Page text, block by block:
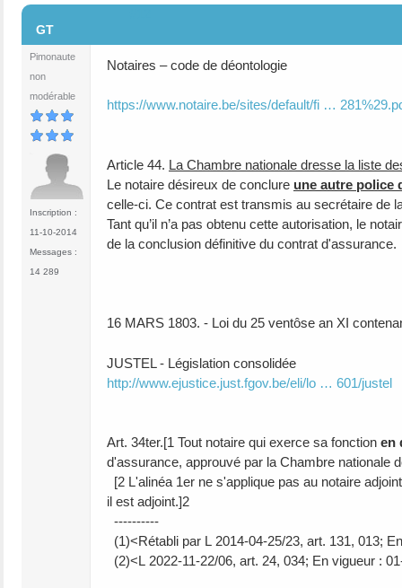
GT
Pimonaute
non
modérable
Inscription :
11-10-2014
Messages :
14 289
Notaires – code de déontologie
https://www.notaire.be/sites/default/fi …
Article 44. La Chambre nationale dresse la liste
Le notaire désireux de conclure une autre police
celle-ci. Ce contrat est transmis au secrétaire de
Tant qu’il n’a pas obtenu cette autorisation, le
de la conclusion définitive du contrat d'assurance.
16 MARS 1803. - Loi du 25 ventôse an XI
JUSTEL - Législation consolidée
http://www.ejustice.just.fgov.be/eli/lo … 601/justel
Art. 34ter.[1 Tout notaire qui exerce sa fonction en
d'assurance, approuvé par la Chambre nationale
[2 L'alinéa 1er ne s'applique pas au notaire
il est adjoint.]2
----------
(1)<Rétabli par L 2014-04-25/23, art. 131, 013;
(2)<L 2022-11-22/06, art. 24, 034; En vigueur :